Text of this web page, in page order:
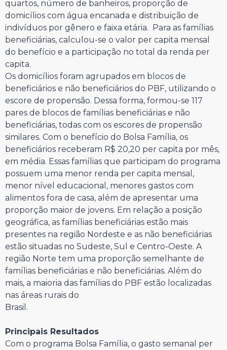
quartos, número de banheiros, proporção de
domicílios com água encanada e distribuição de
indivíduos por gênero e faixa etária. Para as famílias
beneficiárias, calculou-se o valor per capita mensal
do benefício e a participação no total da renda per
capita.
Os domicílios foram agrupados em blocos de
beneficiários e não beneficiários do PBF, utilizando o
escore de propensão. Dessa forma, formou-se 117
pares de blocos de famílias beneficiárias e não
beneficiárias, todas com os escores de propensão
similares. Com o benefício do Bolsa Família, os
beneficiários receberam R$ 20,20 per capita por mês,
em média. Essas famílias que participam do programa
possuem uma menor renda per capita mensal,
menor nível educacional, menores gastos com
alimentos fora de casa, além de apresentar uma
proporção maior de jovens. Em relação a posição
geográfica, as famílias beneficiárias estão mais
presentes na região Nordeste e as não beneficiárias
estão situadas no Sudeste, Sul e Centro-Oeste. A
região Norte tem uma proporção semelhante de
famílias beneficiárias e não beneficiárias. Além do
mais, a maioria das famílias do PBF estão localizadas
nas áreas rurais do
Principais Resultados
Com o programa Bolsa Família, o gasto semanal per